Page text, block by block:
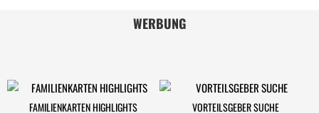
WERBUNG
FAMILIENKARTEN HIGHLIGHTS VORTEILSGEBER SUCHE